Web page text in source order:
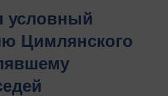
условный
Цимлянского